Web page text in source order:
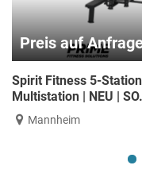
6.800,00 €
6.800,00 € inkl. 0 % MwSt.
Cross Cage
Hanau